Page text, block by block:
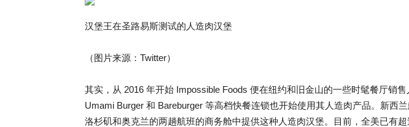
汉堡王在圣路易斯测试的人造肉汉堡
（图片来源：Twitter）
其实，从 2016 年开始 Impossible Foods 便在纽约和旧金山的一些时髦餐厅销
Umami Burger 和 Bareburger 等高档快餐连锁也开始使用其人造肉产品。新西
洛杉矶和奥克兰的两趟航班的商务舱中提供这种人造肉汉堡。目前，全美已有